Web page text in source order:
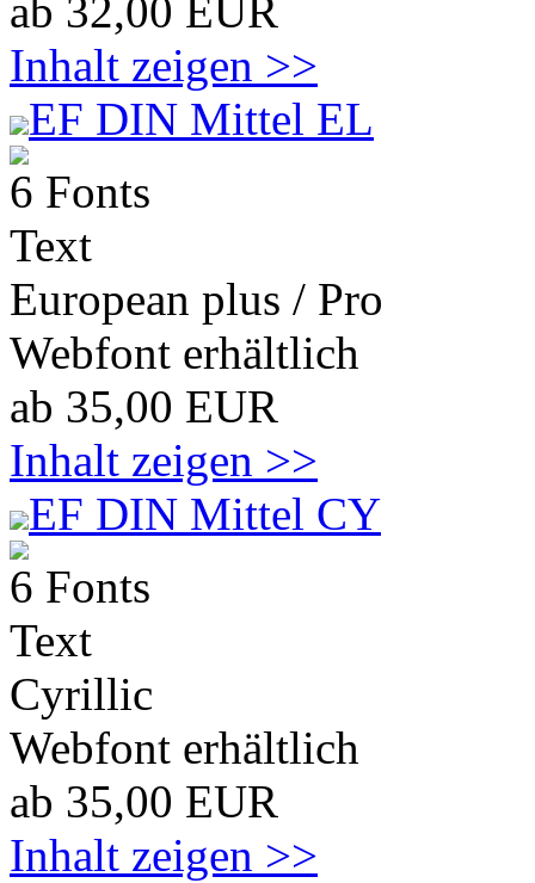
ab 32,00 EUR
Inhalt zeigen >>
EF DIN Mittel EL
6 Fonts
Text
European plus / Pro
Webfont erhältlich
ab 35,00 EUR
Inhalt zeigen >>
EF DIN Mittel CY
6 Fonts
Text
Cyrillic
Webfont erhältlich
ab 35,00 EUR
Inhalt zeigen >>